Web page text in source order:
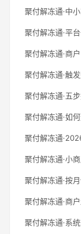
聚付解冻通·中
聚付解冻通·平
聚付解冻通·商
聚付解冻通·触
聚付解冻通·五
聚付解冻通·如
聚付解冻通
聚付解冻通·小
聚付解冻通·按
聚付解冻通·商
聚付解冻通·系